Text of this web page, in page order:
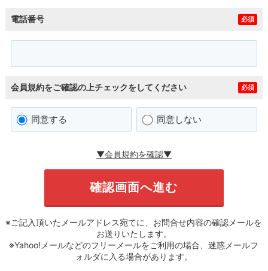
電話番号 必須
会員規約をご確認の上チェックをしてください 必須
同意する 同意しない
▼会員規約を確認▼
※ご記入頂いたメールアドレス宛てに、お問合せ内容の確認メールを
お送りいたします。
※Yahoo!メールなどのフリーメールをご利用の場合、迷惑メールフ
ォルダに入る場合があります。